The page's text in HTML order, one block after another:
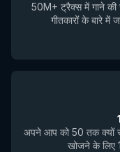
50M+ ट्रैक्स में गाने की
गीतकारों के बारे में
अपने आप को 50 तक क्यों
खोजने के लिए